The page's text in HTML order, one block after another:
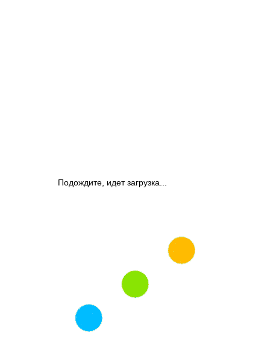
Подождите, идет загрузка...